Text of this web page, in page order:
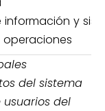
información y
del sistema
del